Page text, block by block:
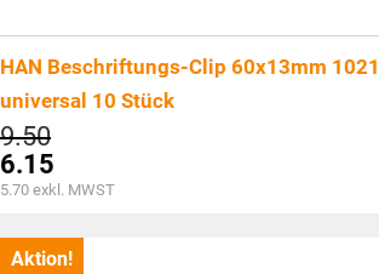
HAN Beschriftungs-Clip 60x13mm
universal 10 Stück
9.50Ursprünglicher
Preis
war:
CHF9.50
6.15
Aktueller
ist:
CHF6.15.
5.70 exkl. MWST
Aktion!